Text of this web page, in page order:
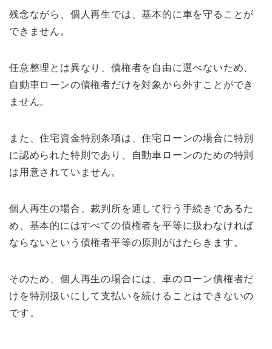
残念ながら、個人再生では、基本的に車を守ることが
できません。
任意整理とは異なり、債権者を自由に選べないため、
自動車ローンの債権者だけを対象から外すことができ
ません。
また、住宅資金特別条項は、住宅ローンの場合に特別
に認められた特則であり、自動車ローンのための特則
は用意されていません。
個人再生の場合、裁判所を通して行う手続きであるた
め、基本的にはすべての債権者を平等に扱わなければ
ならないという債権者平等の原則がはたらきます。
そのため、個人再生の場合には、車のローン債権者だ
けを特別扱いにして支払いを続けることはできないの
です。